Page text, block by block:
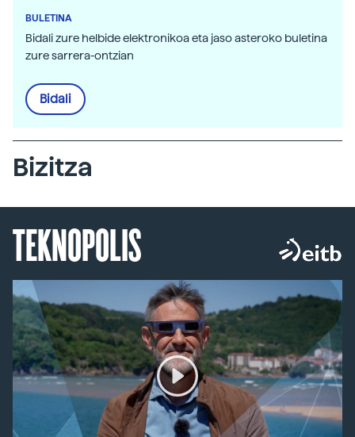
BULETINA
Bidali zure helbide elektronikoa eta jaso asteroko buletina
zure sarrera-ontzian
Bidali
Bizitza
TEKNOPOLIS